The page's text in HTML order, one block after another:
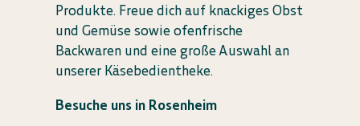
Produkte. Freue dich auf knackiges Obst
und Gemüse sowie ofenfrische
Backwaren und eine große Auswahl an
unserer Käsebedientheke.
Besuche uns in Rosenheim